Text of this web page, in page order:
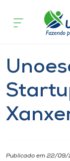
Cursos
Pesquisa
Atendimento
Publicado em 22/